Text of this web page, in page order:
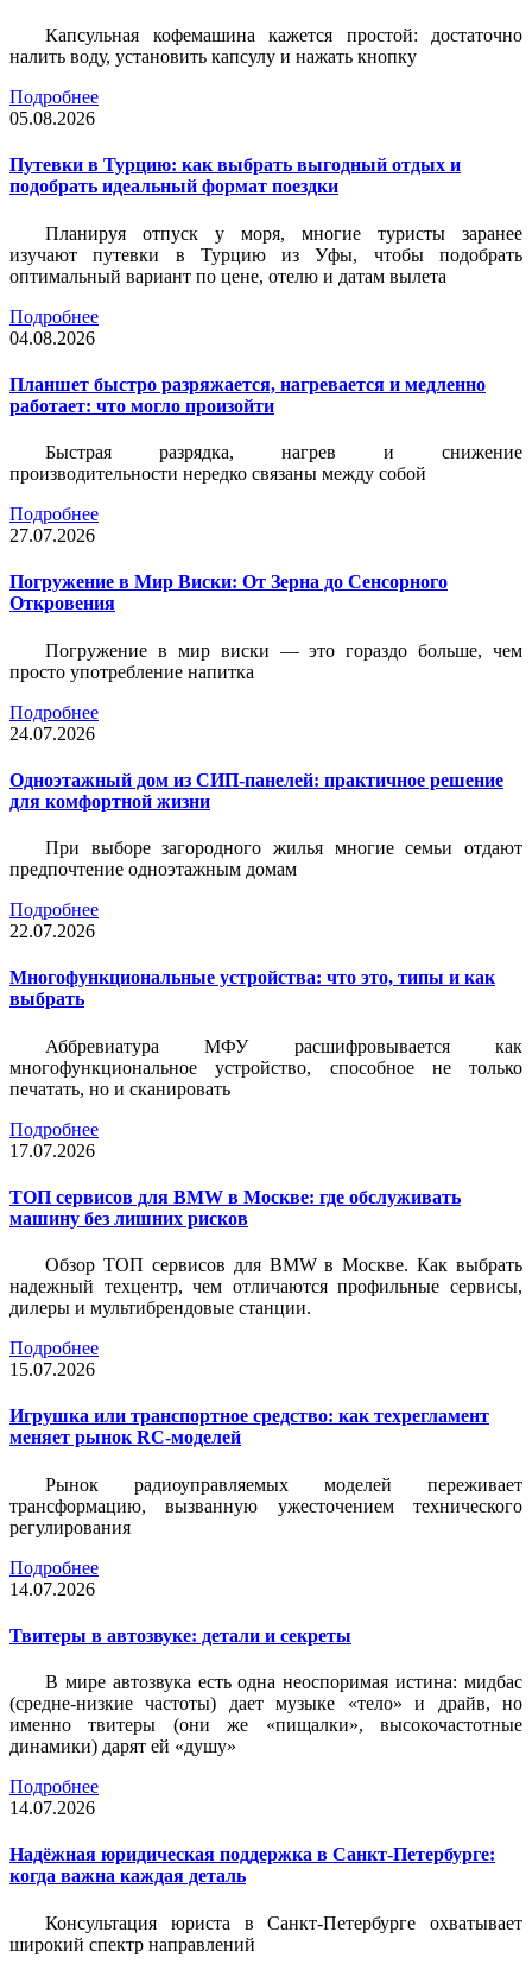
Капсульная кофемашина кажется простой: достаточно
налить воду, установить капсулу и нажать кнопку
Подробнее
05.08.2026
Путевки в Турцию: как выбрать выгодный отдых и
подобрать идеальный формат поездки
Планируя отпуск у моря, многие туристы заранее
изучают путевки в Турцию из Уфы, чтобы подобрать
оптимальный вариант по цене, отелю и датам вылета
Подробнее
04.08.2026
Планшет быстро разряжается, нагревается и медленно
работает: что могло произойти
Быстрая разрядка, нагрев и снижение
производительности нередко связаны между собой
Подробнее
27.07.2026
Погружение в Мир Виски: От Зерна до Сенсорного
Откровения
Погружение в мир виски — это гораздо больше, чем
просто употребление напитка
Подробнее
24.07.2026
Одноэтажный дом из СИП-панелей: практичное решение
для комфортной жизни
При выборе загородного жилья многие семьи отдают
предпочтение одноэтажным домам
Подробнее
22.07.2026
Многофункциональные устройства: что это, типы и как
выбрать
Аббревиатура МФУ расшифровывается как
многофункциональное устройство, способное не только
печатать, но и сканировать
Подробнее
17.07.2026
ТОП сервисов для BMW в Москве: где обслуживать
машину без лишних рисков
Обзор ТОП сервисов для BMW в Москве. Как выбрать
надежный техцентр, чем отличаются профильные сервисы,
дилеры и мультибрендовые станции.
Подробнее
15.07.2026
Игрушка или транспортное средство: как техрегламент
меняет рынок RC-моделей
Рынок радиоуправляемых моделей переживает
трансформацию, вызванную ужесточением технического
регулирования
Подробнее
14.07.2026
Твитеры в автозвуке: детали и секреты
В мире автозвука есть одна неоспоримая истина: мидбас
(средне-низкие частоты) дает музыке «тело» и драйв, но
именно твитеры (они же «пищалки», высокочастотные
динамики) дарят ей «душу»
Подробнее
14.07.2026
Надёжная юридическая поддержка в Санкт-Петербурге:
когда важна каждая деталь
Консультация юриста в Санкт-Петербурге охватывает
широкий спектр направлений